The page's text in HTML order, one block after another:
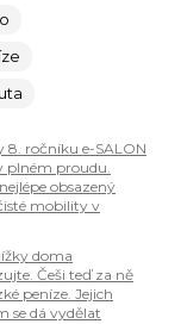
8. ročníku e-SALON
plném proudu.
obsazený
mobility v
doma
Češi teď za ně
peníze. Jejich
se dá vydělat